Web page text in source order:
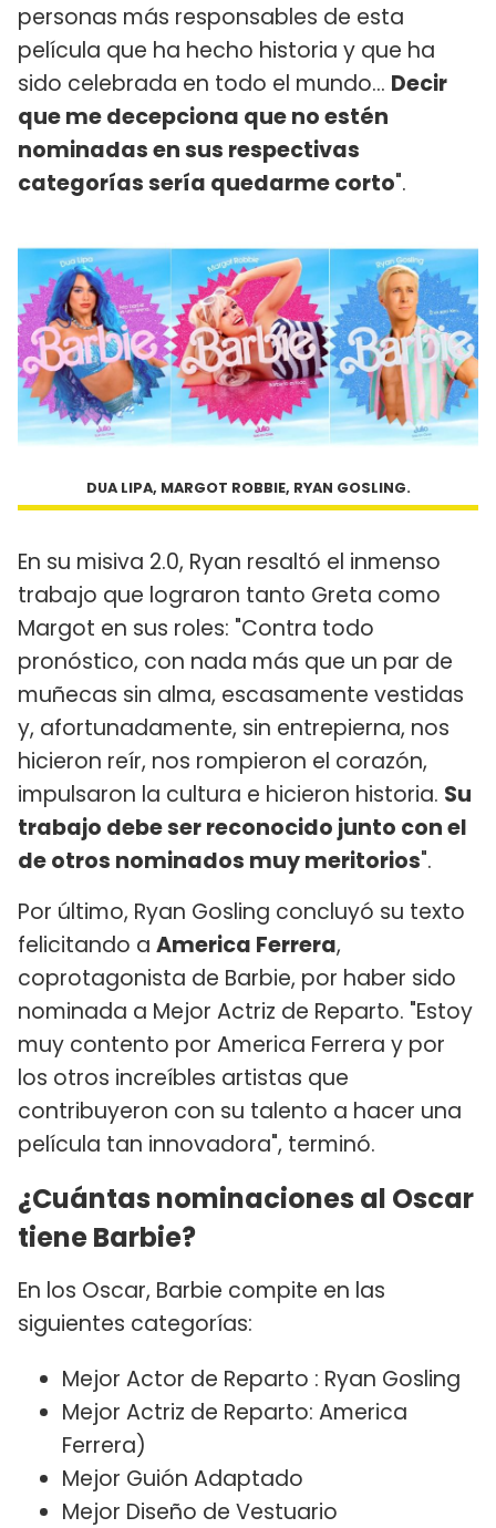
personas más responsables de esta
película que ha hecho historia y que ha
sido celebrada en todo el mundo... Decir
que me decepciona que no estén
nominadas en sus respectivas
categorías sería quedarme corto".
DUA LIPA, MARGOT ROBBIE, RYAN GOSLING.
En su misiva 2.0, Ryan resaltó el inmenso
trabajo que lograron tanto Greta como
Margot en sus roles: "Contra todo
pronóstico, con nada más que un par de
muñecas sin alma, escasamente vestidas
y, afortunadamente, sin entrepierna, nos
hicieron reír, nos rompieron el corazón,
impulsaron la cultura e hicieron historia. Su
trabajo debe ser reconocido junto con el
de otros nominados muy meritorios".
Por último, Ryan Gosling concluyó su texto
felicitando a America Ferrera,
coprotagonista de Barbie, por haber sido
nominada a Mejor Actriz de Reparto. "Estoy
muy contento por America Ferrera y por
los otros increíbles artistas que
contribuyeron con su talento a hacer una
película tan innovadora", terminó.
¿Cuántas nominaciones al Oscar
tiene Barbie?
En los Oscar, Barbie compite en las
siguientes categorías:
Mejor Actor de Reparto : Ryan Gosling
Mejor Actriz de Reparto: America
Ferrera)
Mejor Guión Adaptado
Mejor Diseño de Vestuario